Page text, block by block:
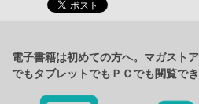
電子書籍は初めての方へ。マガスト
でもタブレットでもＰＣでも閲覧でき